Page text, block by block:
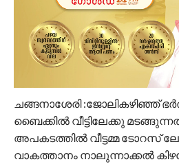
ചങ്ങനാശേരി :ജോലികഴിഞ്ഞ്
ബൈക്കിൽ വീട്ടിലേക്കു
അപകടത്തിൽ വീട്ടമ്മ ടോറസ്
വാകത്താനം നാലുന്നാക്കൽ